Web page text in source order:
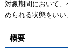
対象期間において
められる状態をいい
概要